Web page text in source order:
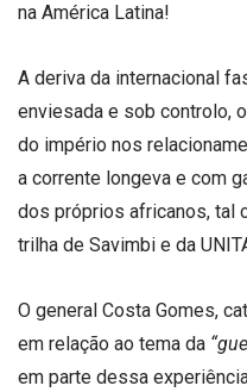
na América Latina!
A deriva da internacional
enviesada e sob controlo,
do império nos
a corrente longeva e com
dos próprios africanos, tal
trilha de Savimbi e da
O general Costa Gomes,
em relação ao tema da
em parte dessa